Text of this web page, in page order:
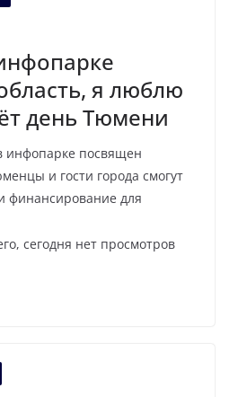
я люблю
день Тюмени
инфопарке посвящен
и гости города смогут
финансирование для
сегодня нет просмотров